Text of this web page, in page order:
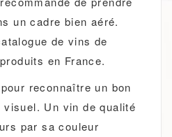
un cadre bien aéré.
de vins de
en France.
reconnaître un bon
Un vin de qualité
par sa couleur